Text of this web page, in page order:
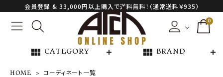
会員登録 & 33,000円以上購入で送料無料！（通常送料￥935）
0
view_module CATEGORY view_module BRAND
HOME コーディネート一覧